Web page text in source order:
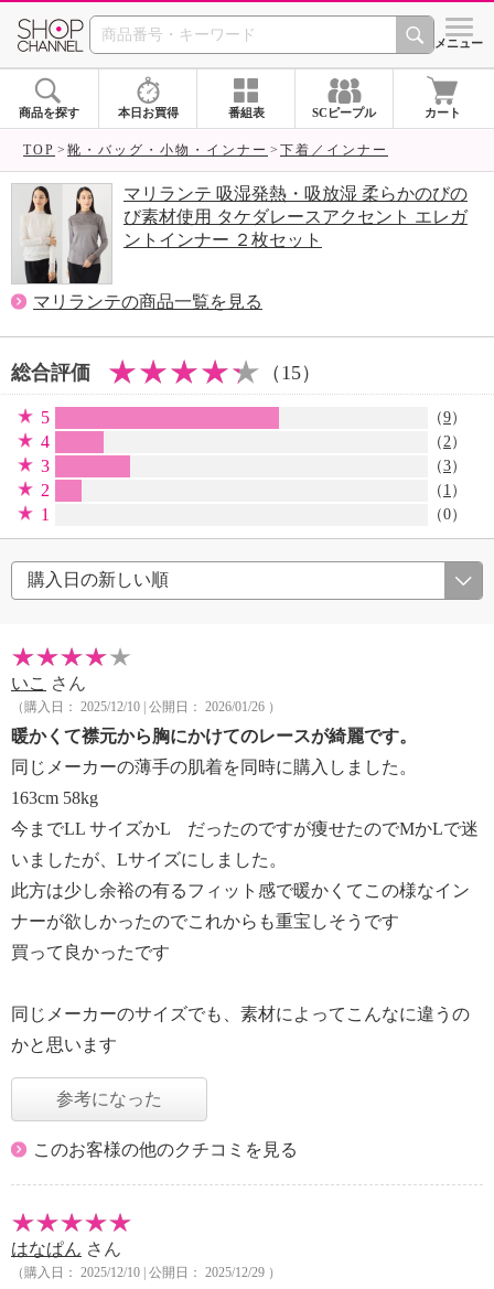
SHOP CHANNEL シメニュー
商品を探す 本日お買得 番組表 SCピープル カート
TOP 靴・バッグ・小物・インナー 下着／インナー
マリランテ 吸湿発熱・吸放湿 柔らかのびの
び素材使用 タケダレースアクセント エレガ
ントインナー ２枚セット
マリランテの商品一覧を見る
総合評価 （15）
5 （9）
4 （2）
3 （3）
2 （ 1 ）
1 （0）
いこ さん
（購入日： 2025/12/10 | 公開日： 2026/01/26 ）
暖かくて襟元から胸にかけてのレースが綺麗です。
同じメーカーの薄手の肌着を同時に購入しました。
163cm 58kg
今までLL サイズかL だったのですが痩せたのでMかLで迷
いましたが、Lサイズにしました。
此方は少し余裕の有るフィット感で暖かくてこの様なイン
ナーが欲しかったのでこれからも重宝しそうです
買って良かったです
同じメーカーのサイズでも、素材によってこんなに違うの
かと思います
参考になった
このお客様の他のクチコミを見る
はなぱん さん
（購入日： 2025/12/10 | 公開日： 2025/12/29 ）